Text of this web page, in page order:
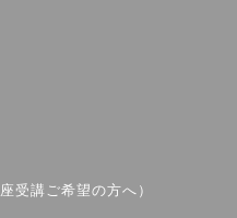
受講ご希望の方へ）